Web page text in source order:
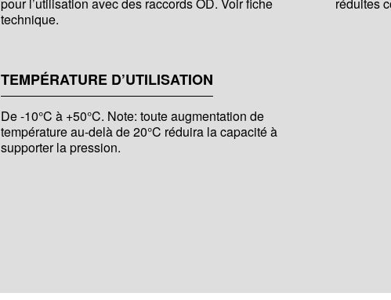
pour l’utilisation avec des raccords OD. Voir fiche
technique.
réduites
TEMPÉRATURE D’UTILISATION
De -10°C à +50°C. Note: toute augmentation de
température au-delà de 20°C réduira la capacité à
supporter la pression.